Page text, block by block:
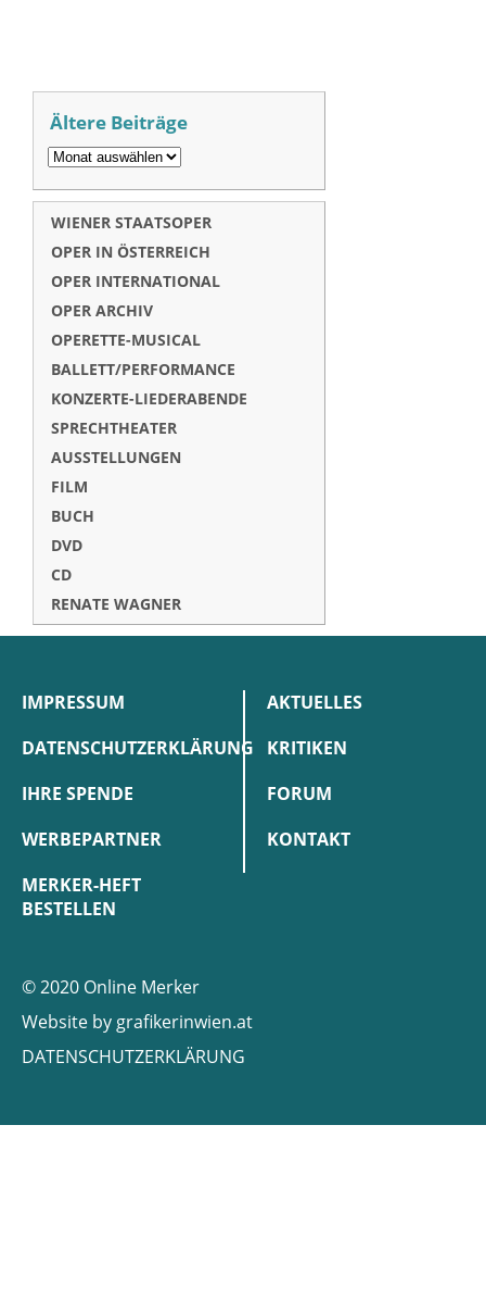
Ältere Beiträge
WIENER STAATSOPER
OPER IN ÖSTERREICH
OPER INTERNATIONAL
OPER ARCHIV
OPERETTE-MUSICAL
BALLETT/PERFORMANCE
KONZERTE-LIEDERABENDE
SPRECHTHEATER
AUSSTELLUNGEN
FILM
BUCH
DVD
CD
RENATE WAGNER
IMPRESSUM
DATENSCHUTZERKLÄRUNG
IHRE SPENDE
WERBEPARTNER
MERKER-HEFT
BESTELLEN
AKTUELLES
KRITIKEN
FORUM
KONTAKT
© 2020 Online Merker
Website by grafikerinwien.at
DATENSCHUTZERKLÄRUNG